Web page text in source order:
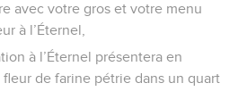
avec votre gros et votre menu
à l’Éternel,
à l’Éternel présentera en
de farine pétrie dans un quart